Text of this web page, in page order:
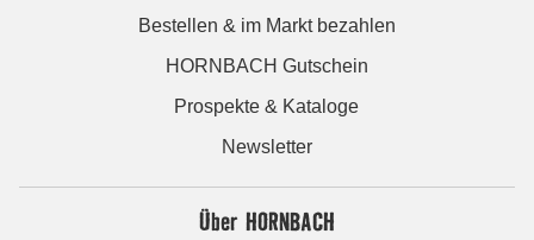
Bestellen & im Markt bezahlen
HORNBACH Gutschein
Prospekte & Kataloge
Newsletter
Über HORNBACH